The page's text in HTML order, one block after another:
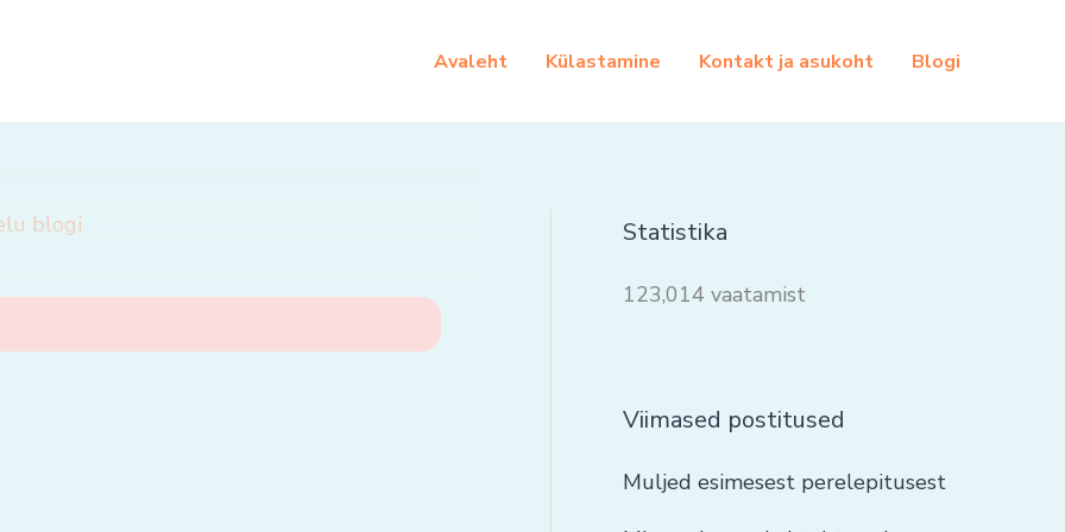
Avaleht Külastamine Kontakt ja asukoht Blogi
blogi Statistika
123,014 vaatamist
Viimased postitused
Muljed esimesest perelepitusest